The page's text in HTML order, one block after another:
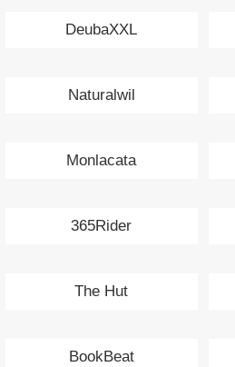
DeubaXXL
Naturalwil
Monlacata
365Rider
The Hut
BookBeat